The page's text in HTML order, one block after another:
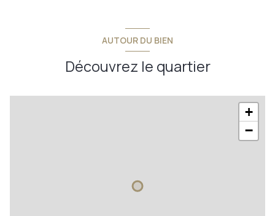
AUTOUR DU BIEN
Découvrez le quartier
+
−